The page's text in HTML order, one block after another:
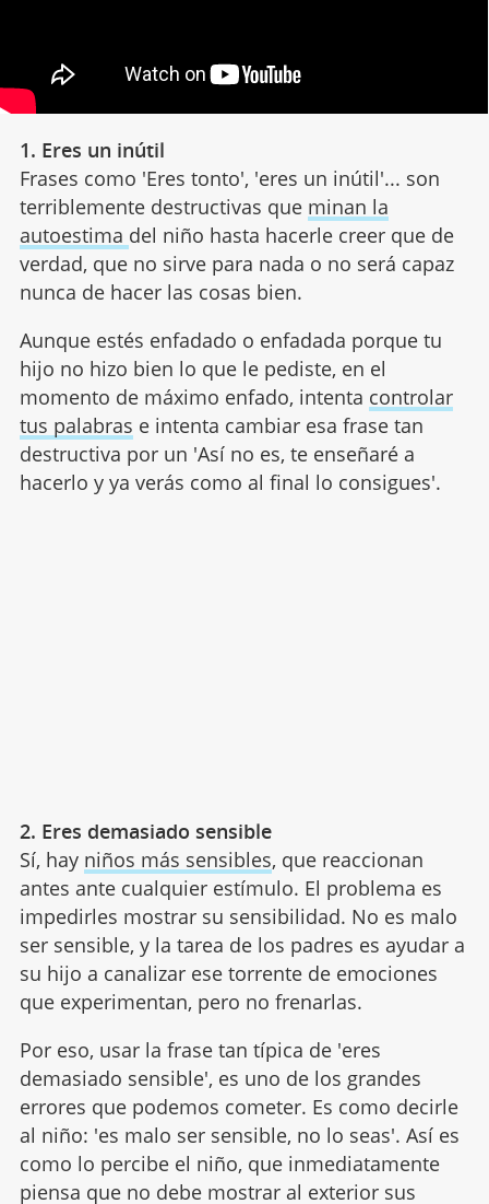
1. Eres un inútil
Frases como 'Eres tonto', 'eres un inútil'... son
terriblemente destructivas que minan la
autoestima del niño hasta hacerle creer que de
verdad, que no sirve para nada o no será capaz
nunca de hacer las cosas bien.
Aunque estés enfadado o enfadada porque tu
hijo no hizo bien lo que le pediste, en el
momento de máximo enfado, intenta controlar
tus palabras e intenta cambiar esa frase tan
destructiva por un 'Así no es, te enseñaré a
hacerlo y ya verás como al final lo consigues'.
2. Eres demasiado sensible
Sí, hay niños más sensibles, que reaccionan
antes ante cualquier estímulo. El problema es
impedirles mostrar su sensibilidad. No es malo
ser sensible, y la tarea de los padres es ayudar a
su hijo a canalizar ese torrente de emociones
que experimentan, pero no frenarlas.
Por eso, usar la frase tan típica de 'eres
demasiado sensible', es uno de los grandes
errores que podemos cometer. Es como decirle
al niño: 'es malo ser sensible, no lo seas'. Así es
como lo percibe el niño, que inmediatamente
piensa que no debe mostrar al exterior sus